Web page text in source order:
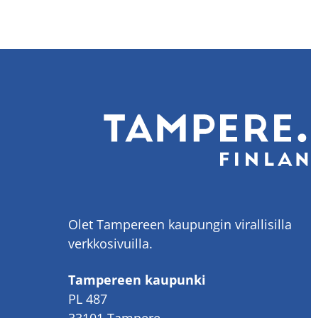
Olet Tampereen kaupungin virallisilla
verkkosivuilla.
Tampereen kaupunki
PL 487